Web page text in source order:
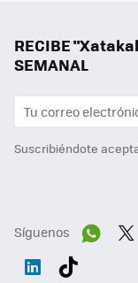
RECIBE
SEMANAL
Suscribiéndote
Síguenos